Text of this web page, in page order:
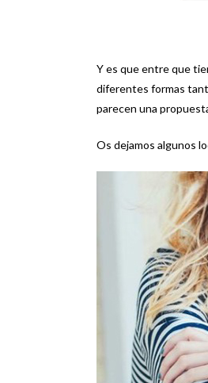
Y es que entre que
diferentes formas
parecen una
Os dejamos algunos